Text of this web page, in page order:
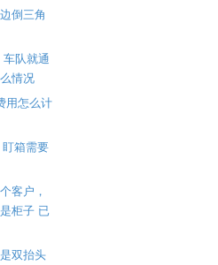
倒三角
队就通
情况
用怎么计
箱需要
客户，
柜子 已
双抬头